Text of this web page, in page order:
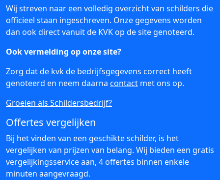
Wij streven naar een volledig overzicht van schilders die
officieel staan ingeschreven. Onze gegevens worden
dan ook direct vanuit de KVK op de site genoteerd.
Ook vermelding op onze site?
Zorg dat de kvk de bedrijfsgegevens correct heeft
genoteerd en neem daarna contact met ons op.
Groeien als Schildersbedrijf?
Offertes vergelijken
Bij het vinden van een geschikte schilder, is het
vergelijken van prijzen van belang. Wij bieden een gratis
vergelijkingsservice aan, 4 offertes binnen enkele
minuten aangevraagd.